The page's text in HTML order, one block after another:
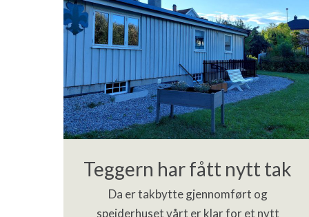
Teggern har fått nytt tak
Da er takbytte gjennomført og
speiderhuset vårt er klar for et nytt